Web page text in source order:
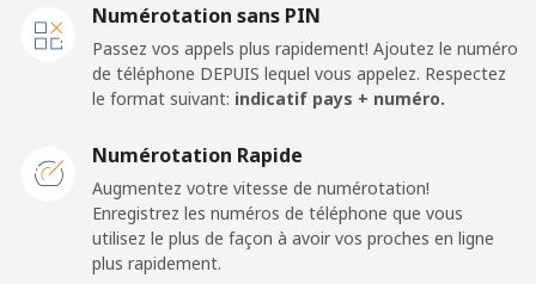
Ligne fixe
⁦34.5¢⁩ 14 min pour ⁦$5⁩
France
Ligne fixe ⁦1¢⁩
500 min pour
⁦$5⁩
Numérotation sans PIN
Passez vos appels plus rapidement! Ajoutez le numéro
de téléphone DEPUIS lequel vous appelez. Respectez
le format suivant: indicatif pays + numéro.
Numérotation Rapide
Augmentez votre vitesse de numérotation!
Enregistrez les numéros de téléphone que vous
utilisez le plus de façon à avoir vos proches en ligne
plus rapidement.